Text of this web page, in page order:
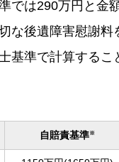
では290万円と金
な後遺障害慰謝料
基準で計算するこ
自賠責基準※